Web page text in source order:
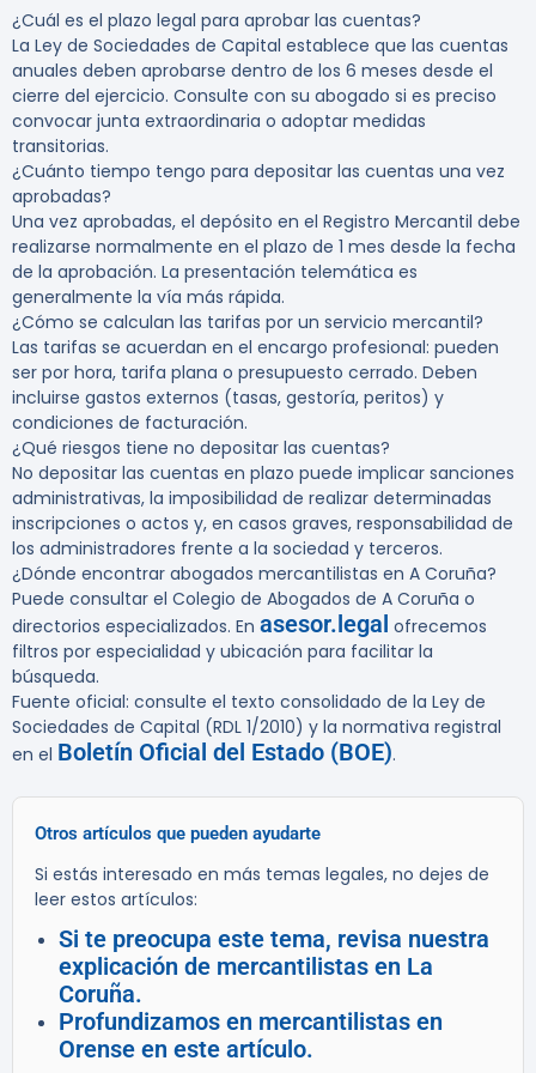
¿Cuál es el plazo legal para aprobar las cuentas?
La Ley de Sociedades de Capital establece que las cuentas
anuales deben aprobarse dentro de los 6 meses desde el
cierre del ejercicio. Consulte con su abogado si es preciso
convocar junta extraordinaria o adoptar medidas
transitorias.
¿Cuánto tiempo tengo para depositar las cuentas una vez
aprobadas?
Una vez aprobadas, el depósito en el Registro Mercantil debe
realizarse normalmente en el plazo de 1 mes desde la fecha
de la aprobación. La presentación telemática es
generalmente la vía más rápida.
¿Cómo se calculan las tarifas por un servicio mercantil?
Las tarifas se acuerdan en el encargo profesional: pueden
ser por hora, tarifa plana o presupuesto cerrado. Deben
incluirse gastos externos (tasas, gestoría, peritos) y
condiciones de facturación.
¿Qué riesgos tiene no depositar las cuentas?
No depositar las cuentas en plazo puede implicar sanciones
administrativas, la imposibilidad de realizar determinadas
inscripciones o actos y, en casos graves, responsabilidad de
los administradores frente a la sociedad y terceros.
¿Dónde encontrar abogados mercantilistas en A Coruña?
Puede consultar el Colegio de Abogados de A Coruña o
directorios especializados. En asesor.legal ofrecemos
filtros por especialidad y ubicación para facilitar la
búsqueda.
Fuente oficial: consulte el texto consolidado de la Ley de
Sociedades de Capital (RDL 1/2010) y la normativa registral
en el Boletín Oficial del Estado (BOE).
Otros artículos que pueden ayudarte
Si estás interesado en más temas legales, no dejes de
leer estos artículos:
Si te preocupa este tema, revisa nuestra
explicación de mercantilistas en La
Coruña.
Profundizamos en mercantilistas en
Orense en este artículo.